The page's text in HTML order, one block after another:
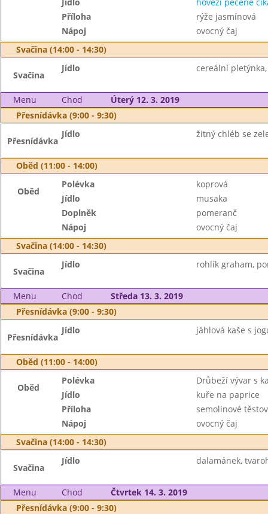
Příloha
rýže jasmínová
Nápoj
ovocný čaj
Svačina (14:00 - 14:30)
Svačina
Jídlo cereální
Menu Chod
Úterý 12. 3. 2019
Přesnídávka (9:00 - 9:30)
Přesnídávka
Jídlo žitný chléb se
Oběd (11:00 - 14:00)
Oběd
Polévka
koprová
Jídlo
musaka
Doplněk
pomeranč
Nápoj
ovocný čaj
Svačina (14:00 - 14:30)
Svačina
Jídlo rohlík graham,
Menu Chod
Středa 13. 3. 2019
Přesnídávka (9:00 - 9:30)
Přesnídávka
Jídlo jáhlová kaše s
Oběd (11:00 - 14:00)
Oběd
Polévka
Drůbeží vývar s
Jídlo
kuře na paprice
Příloha
semolinové
Nápoj
ovocný čaj
Svačina (14:00 - 14:30)
Svačina
Jídlo dalamánek,
Menu Chod
Čtvrtek 14. 3. 2019
Přesnídávka (9:00 - 9:30)